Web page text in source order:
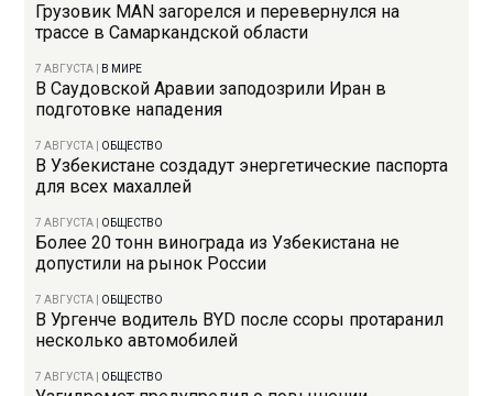
Грузовик MAN загорелся и перевернулся на
трассе в Самаркандской области
7 АВГУСТА В МИРЕ
В Саудовской Аравии заподозрили Иран в
подготовке нападения
7 АВГУСТА ОБЩЕСТВО
В Узбекистане создадут энергетические паспорта
для всех махаллей
7 АВГУСТА ОБЩЕСТВО
Более 20 тонн винограда из Узбекистана не
допустили на рынок России
7 АВГУСТА ОБЩЕСТВО
В Ургенче водитель BYD после ссоры протаранил
несколько автомобилей
7 АВГУСТА ОБЩЕСТВО